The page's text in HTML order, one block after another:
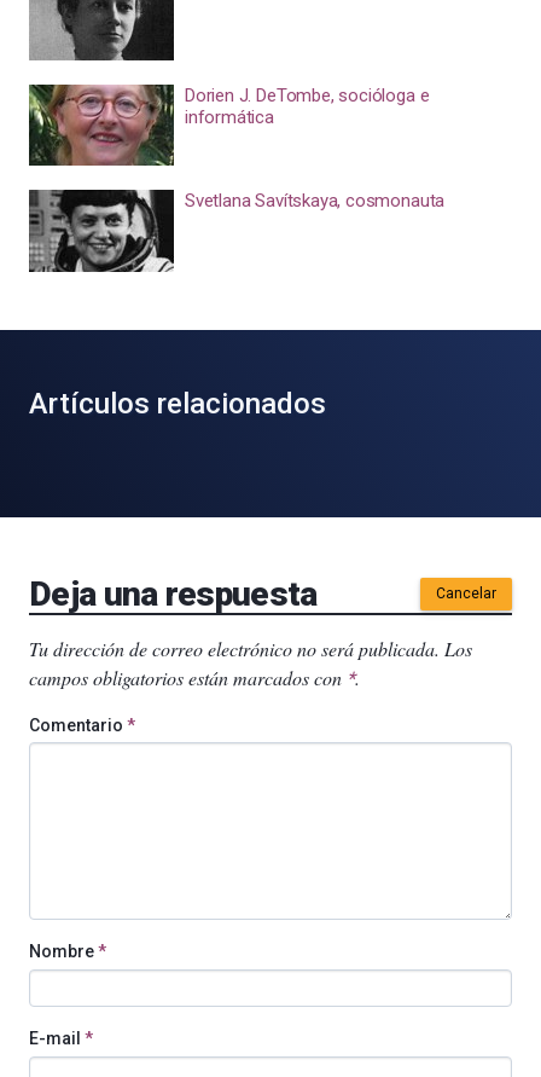
Dorien J. DeTombe, socióloga e
informática
Svetlana Savítskaya, cosmonauta
Artículos relacionados
Deja una respuesta Cancelar
Tu dirección de correo electrónico no será publicada. Los
campos obligatorios están marcados con *.
Comentario *
Nombre*
E-mail *